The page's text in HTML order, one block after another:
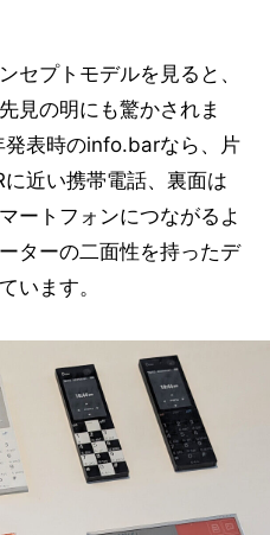
セプトモデルを見ると、
見の明にも驚かされま
表時のinfo.barなら、片
近い携帯電話、裏面は
ートフォンにつながるよ
ターの二面性を持ったデ
います。